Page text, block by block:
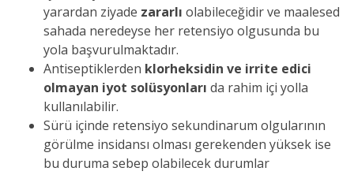
yarardan ziyade zararlı olabileceğidir ve maalesed
sahada neredeyse her retensiyo olgusunda bu
yola başvurulmaktadır.
Antiseptiklerden klorheksidin ve irrite edici
olmayan iyot solüsyonları da rahim içi yolla
kullanılabilir.
Sürü içinde retensiyo sekundinarum olgularının
görülme insidansı olması gerekenden yüksek ise
bu duruma sebep olabilecek durumlar